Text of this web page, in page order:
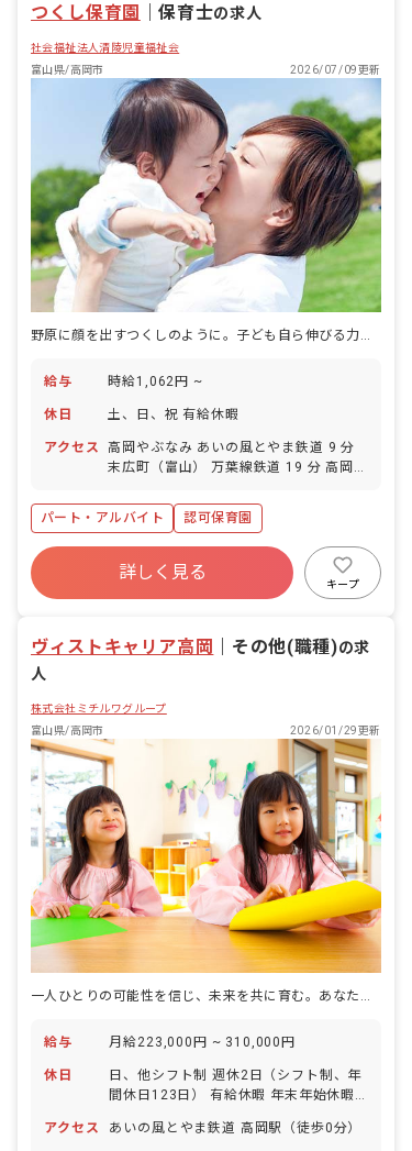
つくし保育園 ｜保育士の求人
社会福祉法人清陵児童福祉会
富山県/高岡市
2026/07/09更新
給与 時給1,062円 ~
休日 土、日、祝 有給休暇
アクセス
高岡やぶなみ あいの風とやま鉄道 9 分
末広町（富山） 万葉線鉄道 19 分 高岡駅
道 20 分 高岡 JR城端線 20 分
パート・アルバイト 認可保育園
詳しく見る
キープ
ヴィストキャリア高岡 その他(職種)の求
人
株式会社ミチルワグループ
富山県/高岡市
2026/01/29更新
給与 月給223,000円 ~ 310,000円
休日
日、他シフト制 週休2日（シフト制、年
間休日123日） 有給休暇 年末年始休暇
暇 生理休暇 ※年間休日123日
アクセス あいの風とやま鉄道 高岡駅（徒歩0分）